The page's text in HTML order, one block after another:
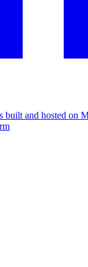
built and hosted on